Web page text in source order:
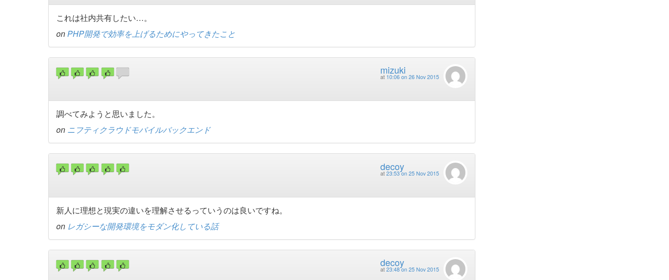
これは社内共有したい…。
onPHP開発で効率を上げるためにやってきたこと
mizuki
at 10:06 on 26 Nov 2015
調べてみようと思いました。
on ニフティクラウドモバイルバックエンド
decoy
at 23:53 on 25 Nov 2015
新人に理想と現実の違いを理解させるっていうのは良いですね。
on レガシーな開発環境をモダン化している話
decoy
at 23:48 on 25 Nov 2015